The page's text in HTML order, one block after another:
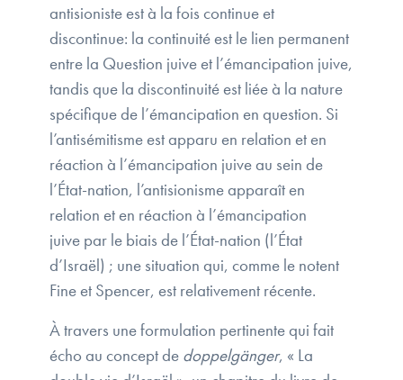
antisioniste est à la fois continue et
discontinue: la continuité est le lien permanent
entre la Question juive et l’émancipation juive,
tandis que la discontinuité est liée à la nature
spécifique de l’émancipation en question. Si
l’antisémitisme est apparu en relation et en
réaction à l’émancipation juive au sein de
l’État-nation, l’antisionisme apparaît en
relation et en réaction à l’émancipation
juive par le biais de l’État-nation (l’État
d’Israël) ; une situation qui, comme le notent
Fine et Spencer, est relativement récente.
À travers une formulation pertinente qui fait
écho au concept de doppelgänger, « La